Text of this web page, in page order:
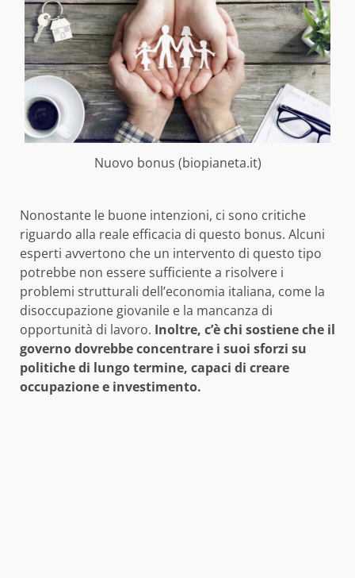
Nuovo bonus (biopianeta.it)
Nonostante le buone intenzioni, ci sono critiche
riguardo alla reale efficacia di questo bonus. Alcuni
esperti avvertono che un intervento di questo tipo
potrebbe non essere sufficiente a risolvere i
problemi strutturali dell’economia italiana, come la
disoccupazione giovanile e la mancanza di
opportunità di lavoro. Inoltre, c’è chi sostiene che il
governo dovrebbe concentrare i suoi sforzi su
politiche di lungo termine, capaci di creare
occupazione e investimento.